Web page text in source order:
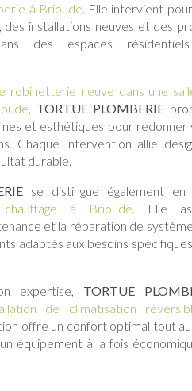
à Brioude. Elle intervient
des installations neuves et des
des espaces
robinetterie neuve dans une
, TORTUE PLOMBERIE
et esthétiques pour redonner
Chaque intervention allie
durable.
se distingue également
à Brioude. Elle
et la réparation de
adaptés aux besoins
expertise, TORTUE
de climatisation
offre un confort optimal tout au
équipement à la fois